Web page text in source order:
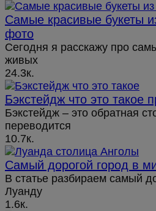
Самые красивые букеты
фото
Сегодня я расскажу про
живых
24.3к.
Бэкстейдж что это такое
Бэкстейдж – это обратная
переводится
10.7к.
Самый дорогой город в
В статье разбираем самый
Луанду
1.6к.